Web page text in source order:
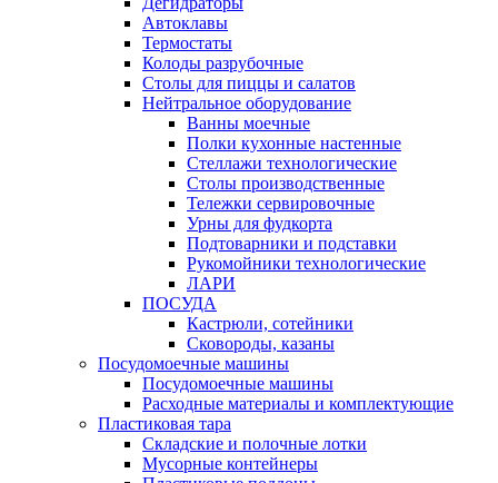
Автоклавы
Термостаты
Колоды разрубочные
Столы для пиццы и салатов
Нейтральное оборудование
Ванны моечные
Полки кухонные настенные
Стеллажи технологические
Столы производственные
Тележки сервировочные
Урны для фудкорта
Подтоварники и подставки
Рукомойники технологические
ЛАРИ
ПОСУДА
Кастрюли, сотейники
Сковороды, казаны
Посудомоечные машины
Посудомоечные машины
Расходные материалы и комплектующие
Пластиковая тара
Складские и полочные лотки
Мусорные контейнеры